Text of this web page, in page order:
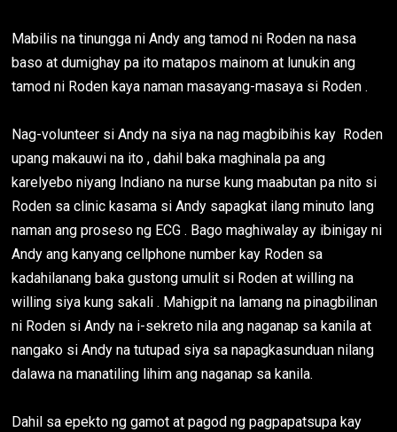
Mabilis na tinungga ni Andy ang tamod ni Roden na nasa
baso at dumighay pa ito matapos mainom at lunukin ang
tamod ni Roden kaya naman masayang-masaya si Roden .
Nag-volunteer si Andy na siya na nag magbibihis kay Roden
upang makauwi na ito , dahil baka maghinala pa ang
karelyebo niyang Indiano na nurse kung maabutan pa nito si
Roden sa clinic kasama si Andy sapagkat ilang minuto lang
naman ang proseso ng ECG . Bago maghiwalay ay ibinigay ni
Andy ang kanyang cellphone number kay Roden sa
kadahilanang baka gustong umulit si Roden at willing na
willing siya kung sakali . Mahigpit na lamang na pinagbilinan
ni Roden si Andy na i-sekreto nila ang naganap sa kanila at
nangako si Andy na tutupad siya sa napagkasunduan nilang
dalawa na manatiling lihim ang naganap sa kanila.
Dahil sa epekto ng gamot at pagod ng pagpapatsupa kay